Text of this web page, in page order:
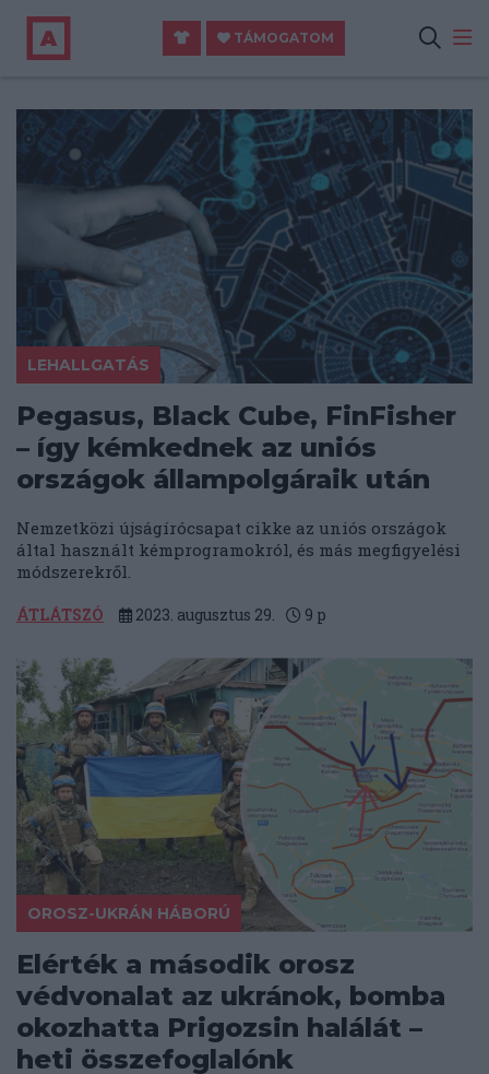
TÁMOGATOM
LEHALLGATÁS
Pegasus, Black Cube, FinFisher
– így kémkednek az uniós
országok állampolgáraik után
Nemzetközi újságírócsapat cikke az uniós országok
által használt kémprogramokról, és más megfigyelési
módszerekről.
ÁTLÁTSZÓ 2023. augusztus 29. 9 p
OROSZ-UKRÁN HÁBORÚ
Elérték a második orosz
védvonalat az ukránok, bomba
okozhatta Prigozsin halálát –
heti összefoglalónk